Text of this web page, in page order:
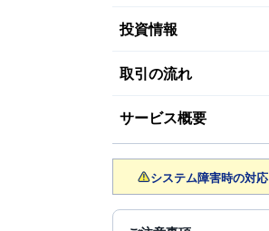
投資情報
取引の流れ
サービス概要
システム障害時の対応